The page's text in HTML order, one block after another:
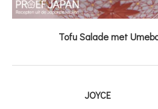
Tofu Salade met
JOYCE